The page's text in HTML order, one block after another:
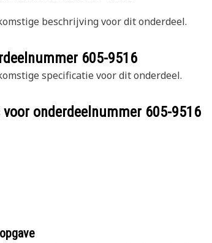
beschrijving voor dit onderdeel.
605-9516
specificatie voor dit onderdeel.
onderdeelnummer 605-9516